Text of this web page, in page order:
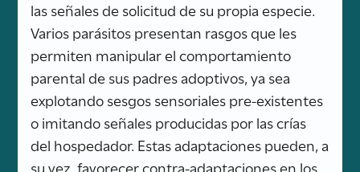
las señales de solicitud de su propia especie.
Varios parásitos presentan rasgos que les
permiten manipular el comportamiento
parental de sus padres adoptivos, ya sea
explotando sesgos sensoriales pre-existentes
o imitando señales producidas por las crías
del hospedador. Estas adaptaciones pueden, a
su vez, favorecer contra-adaptaciones en los